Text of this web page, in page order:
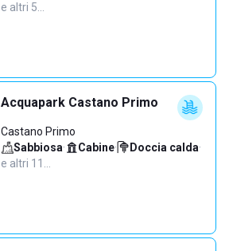
e altri 5…
Acquapark Castano Primo
Castano Primo
Sabbiosa· Cabine· Doccia calda·
e altri 11…